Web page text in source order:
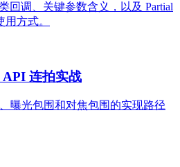
回调、关键参数含义，以及 Partial
方式。
API 连拍实战
曝光包围和对焦包围的实现路径